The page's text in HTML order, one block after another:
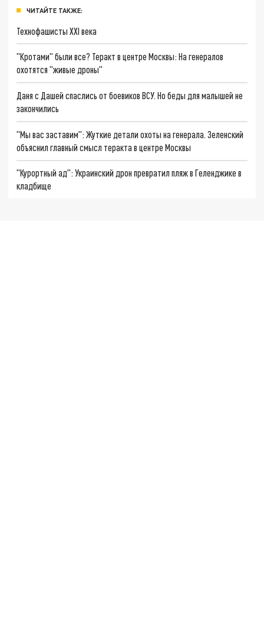
ЧИТАЙТЕ ТАКЖЕ:
Технофашисты XXI века
"Кротами" были все? Теракт в центре Москвы: На генералов
охотятся "живые дроны"
Даня с Дашей спаслись от боевиков ВСУ. Но беды для малышей не
закончились
"Мы вас заставим": Жуткие детали охоты на генерала. Зеленский
объяснил главный смысл теракта в центре Москвы
"Курортный ад": Украинский дрон превратил пляж в Геленджике в
кладбище